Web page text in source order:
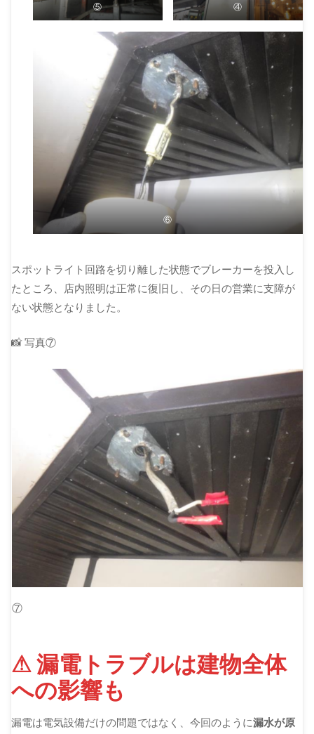
⑤ ④
⑥
スポットライト回路を切り離した状態でブレーカーを投入し
たところ、店内照明は正常に復旧し、その日の営業に支障が
ない状態となりました。
📸 写真⑦
⑦
⚠ 漏電トラブルは建物全体
への影響も
漏電は電気設備だけの問題ではなく、今回のように漏水が原